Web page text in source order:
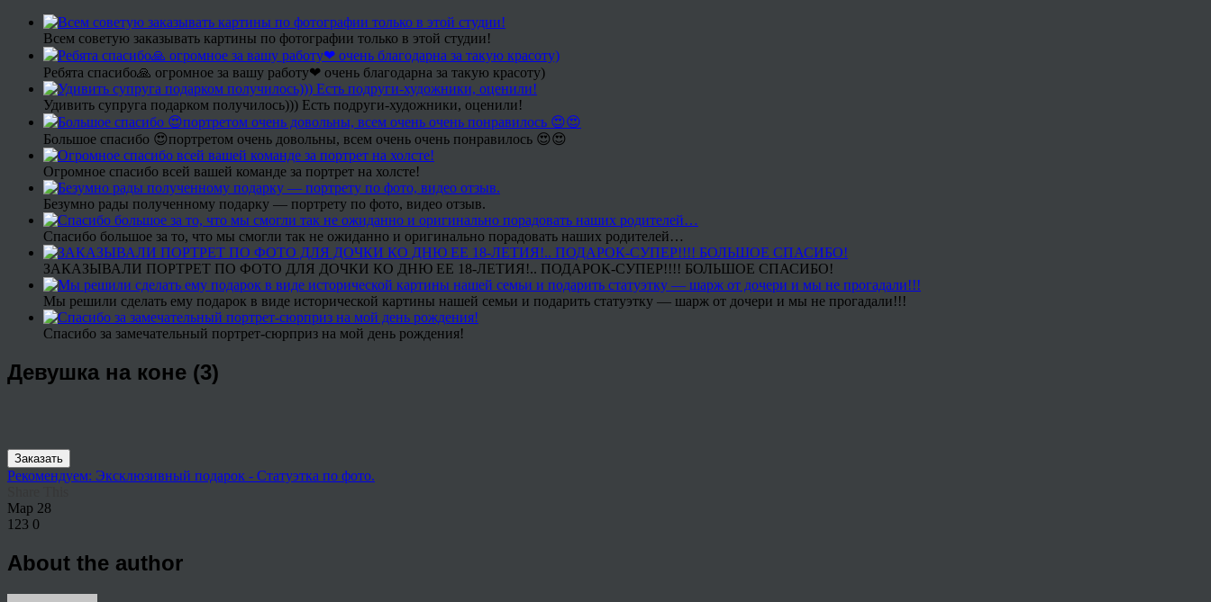
Всем советую заказывать картины по фотографии только в этой студии!
Ребята спасибо🙏 огромное за вашу работу❤ очень благодарна за такую красоту)
Удивить супруга подарком получилось))) Есть подруги-художники, оценили!
Большое спасибо 😍портретом очень довольны, всем очень очень понравилось 😍😍
Огромное спасибо всей вашей команде за портрет на холсте!
Безумно рады полученному подарку — портрету по фото, видео отзыв.
Спасибо большое за то, что мы смогли так не ожиданно и оригинально порадовать наших родителей…
ЗАКАЗЫВАЛИ ПОРТРЕТ ПО ФОТО ДЛЯ ДОЧКИ КО ДНЮ ЕЕ 18-ЛЕТИЯ!.. ПОДАРОК-СУПЕР!!!! БОЛЬШОЕ СПАСИБО!
Мы решили сделать ему подарок в виде исторической картины нашей семьи и подарить статуэтку — шарж от дочери и мы не прогадали!!!
Спасибо за замечательный портрет-сюрприз на мой день рождения!
Девушка на коне (3)
Заказать
Рекомендуем: Эксклюзивный подарок - Статуэтка по фото.
Мар 28
123 0
About the author